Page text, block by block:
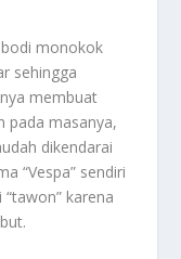
bodi monokok
sehingga
membuat
pada masanya,
dikendarai
“Vespa” sendiri
karena